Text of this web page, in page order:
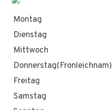
Montag
Dienstag
Mittwoch
Donnerstag(Fronleichnam)
Freitag
Samstag